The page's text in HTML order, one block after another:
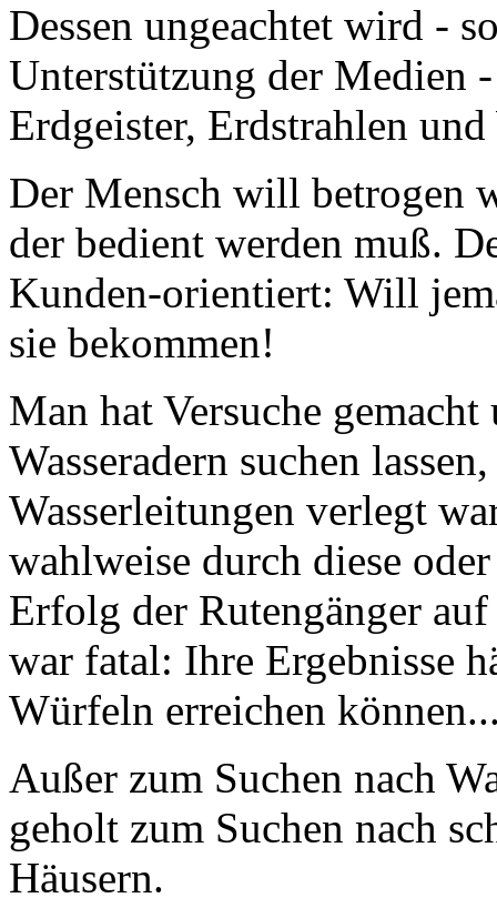
Dessen ungeachtet wird -
Unterstützung der Medien
Erdgeister, Erdstrahlen
Der Mensch will betrogen
der bedient werden muß.
Kunden-orientiert: Will
sie bekommen!
Man hat Versuche
Wasseradern suchen
Wasserleitungen verlegt
wahlweise durch diese
Erfolg der Rutengänger auf
war fatal: Ihre Ergebnisse
Würfeln erreichen
Außer zum Suchen nach
geholt zum Suchen nach
Häusern.